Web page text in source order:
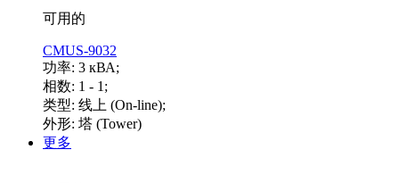
可用的
CMUS-9032
功率: 3 кВА;
相数: 1 - 1;
类型: 线上 (On-line);
外形: 塔 (Tower)
更多